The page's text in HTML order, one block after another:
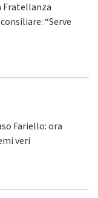
Fratellanza
“Serve
Fariello: ora
veri